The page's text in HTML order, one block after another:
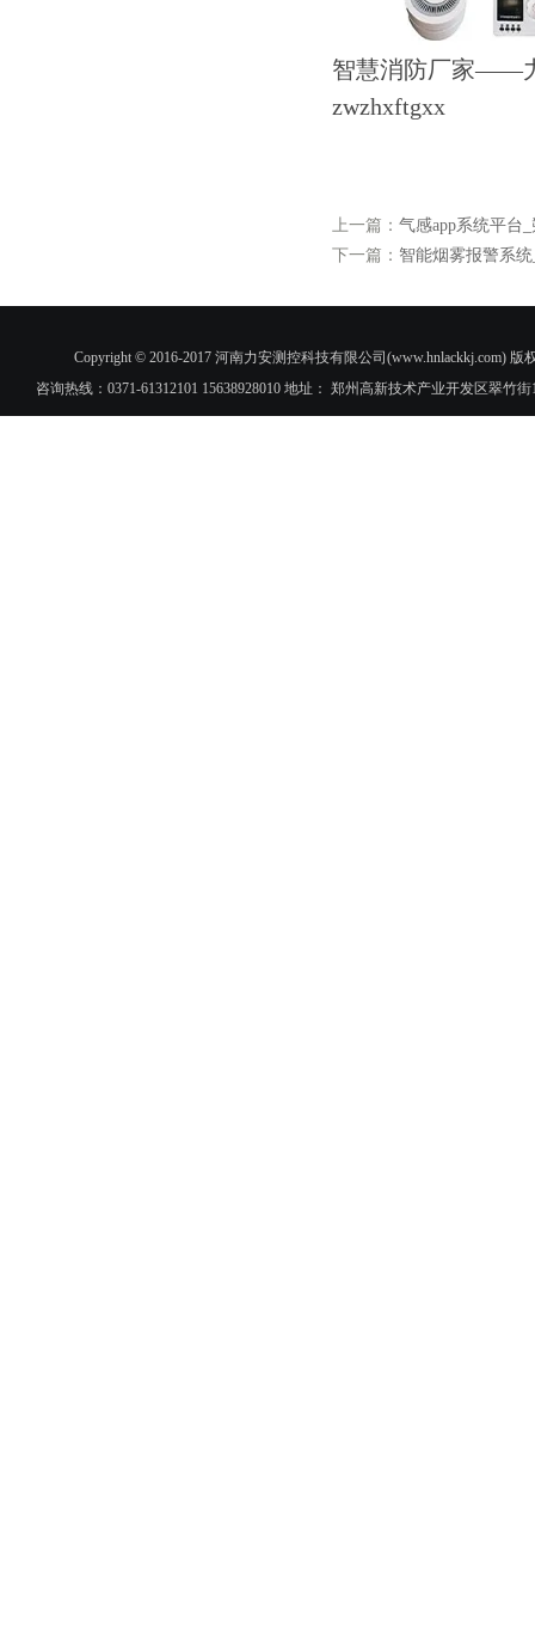
智慧消防厂家——
zwzhxftgxx
上一篇： 气感app系统平台
下一篇： 智能烟雾报警系
Copyright © 2016-2017 河南力安测控科技有限公司(www.hnlackkj.com)
咨询热线：0371-61312101 15638928010 地址： 郑州高新技术产业开发区翠竹